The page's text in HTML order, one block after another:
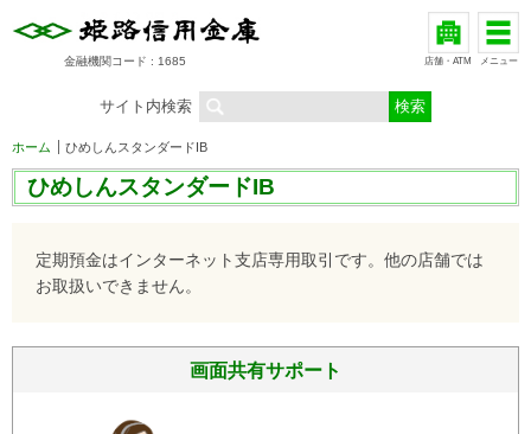
金融機関コード : 1685 メニュー
店舗・ATM
サイト内検索
ホーム ひめしんスタンダードIB
ひめしんスタンダードIB
定期預金はインターネット支店専用取引です。他の店舗では
お取扱いできません。
画面共有サポート